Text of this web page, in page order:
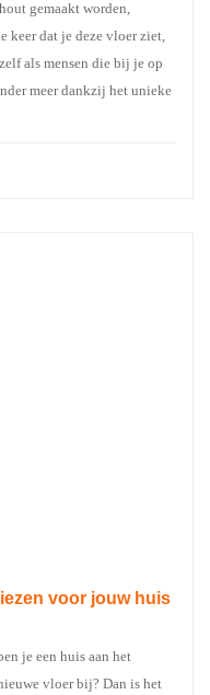
gemaakt worden,
keer dat je deze vloer ziet,
als mensen die bij je op
meer dankzij het unieke
voor jouw huis
je een huis aan het
vloer bij? Dan is het